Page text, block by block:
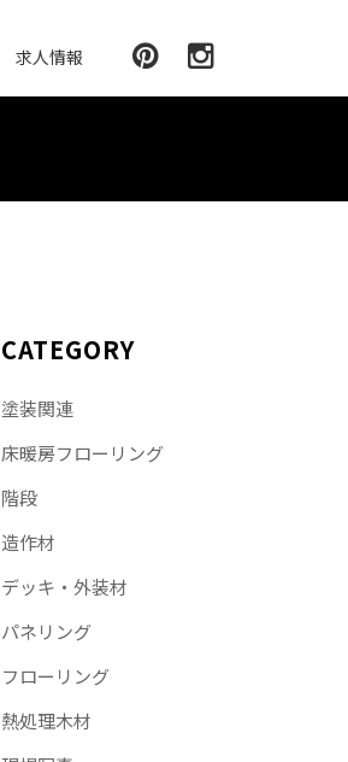
求人情報
CATEGORY
塗装関連
床暖房フローリング
階段
造作材
デッキ・外装材
パネリング
フローリング
熱処理木材